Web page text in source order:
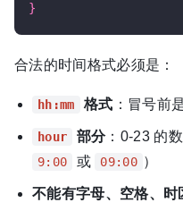
}
合法的时间格式必须是：
hh:mm 格式 ：冒号前
hour 部分：0-23 的
9:00 或 09:00 ）
不能有字母、空格、时